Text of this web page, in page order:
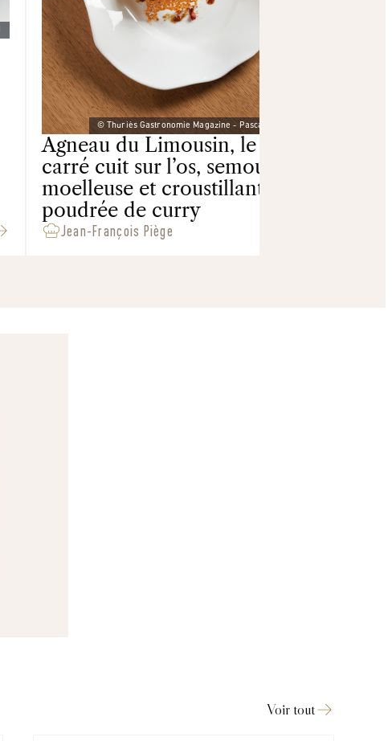
© Thuriès Gastronomie Magazine - Pascal Lattes
Salé
Agneau du Limousin, le
carré cuit sur l’os, semoule
moelleuse et croustillante,
poudrée de curry
Jean-François Piège
Voir tout